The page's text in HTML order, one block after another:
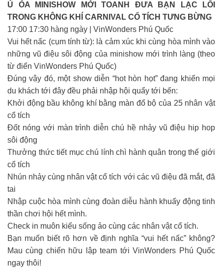
Ú ÒA MINISHOW MỚI TOANH ĐƯA BẠN LẠC LỐI
TRONG KHÔNG KHÍ CARNIVAL CỔ TÍCH TƯNG BỪNG
17:00 17:30 hàng ngày | VinWonders Phú Quốc
Vui hết nấc (cụm tính từ): là cảm xúc khi cùng hòa mình vào
những vũ điệu sôi động của minishow mới trình làng (theo
từ điển VinWonders Phú Quốc)
Đúng vậy đó, một show diễn “hot hòn họt” đang khiến mọi
du khách tới đây đều phải nhập hội quẩy tới bến:
Khởi động bầu không khí bằng màn đổ bộ của 25 nhân vật
cổ tích
Đốt nóng với màn trình diễn chú hề nhảy vũ điệu hip hop
sôi động
Thưởng thức tiết mục chú lính chì hành quân trong thế giới
cổ tích
Nhún nhảy cùng nhân vật cổ tích với các vũ điệu đã mắt, đã
tai
Nhập cuộc hòa mình cùng đoàn diễu hành khuấy động tinh
thần chơi hội hết mình.
Check in muôn kiểu sống ảo cùng các nhân vật cổ tích.
Bạn muốn biết rõ hơn về định nghĩa “vui hết nấc” không?
Mau cùng chiến hữu lập team tới VinWonders Phú Quốc
ngay thôi!